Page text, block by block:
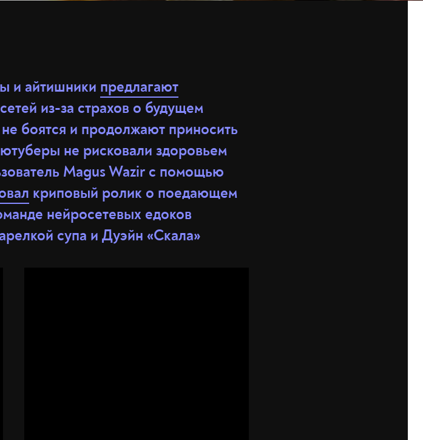
и айтишники предлагают
из-за страхов о будущем
боятся и продолжают приносить
не рисковали здоровьем
Magus Wazir с помощью
криповый ролик о поедающем
нейросетевых едоков
супа и Дуэйн «Скала»